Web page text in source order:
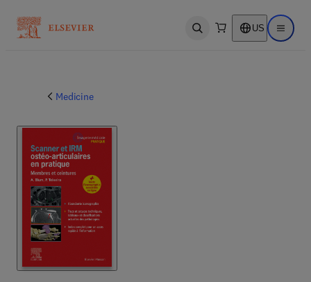
Open search US Open
Medicine